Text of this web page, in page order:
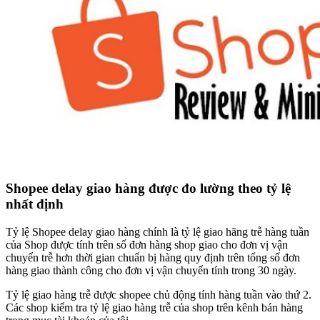
Shopee delay giao hàng được đo lường theo tỷ lệ
nhất định
Tỷ lệ Shopee delay giao hàng chính là tỷ lệ giao hãng trễ hàng tuần
của Shop được tính trên số đơn hàng shop giao cho đơn vị vận
chuyển trễ hơn thời gian chuẩn bị hàng quy định trên tổng số đơn
hàng giao thành công cho đơn vị vận chuyển tính trong 30 ngày.
Tỷ lệ giao hàng trễ được shopee chủ động tính hàng tuần vào thứ 2.
Các shop kiểm tra tỷ lệ giao hàng trễ của shop trên kênh bán hàng